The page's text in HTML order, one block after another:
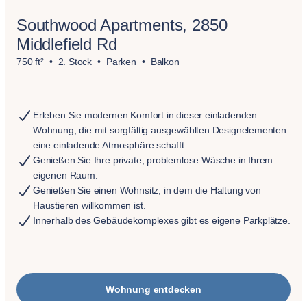
Southwood Apartments, 2850
Middlefield Rd
750 ft² 2. Stock Parken Balkon
Erleben Sie modernen Komfort in dieser einladenden
Wohnung, die mit sorgfältig ausgewählten Designelementen
eine einladende Atmosphäre schafft.
Genießen Sie Ihre private, problemlose Wäsche in Ihrem
eigenen Raum.
Genießen Sie einen Wohnsitz, in dem die Haltung von
Haustieren willkommen ist.
Innerhalb des Gebäudekomplexes gibt es eigene Parkplätze.
Wohnung entdecken